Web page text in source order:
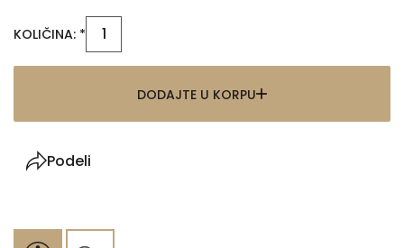
KOLIČINA: *
DODAJTE U KORPU
Podeli